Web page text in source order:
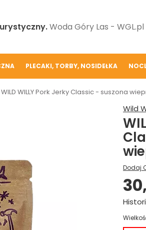
Woda Góry Las - WGL.pl
PLECAKI, TORBY, NOSIDEŁKA
WILD WILLY Pork Jerky Classic - suszona
Wild
Dodaj